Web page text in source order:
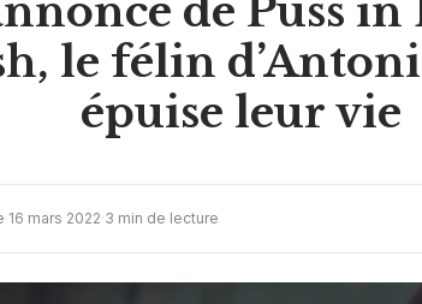
de Puss in
le félin
épuise leur vie
16 mars 2022·3 min de lecture